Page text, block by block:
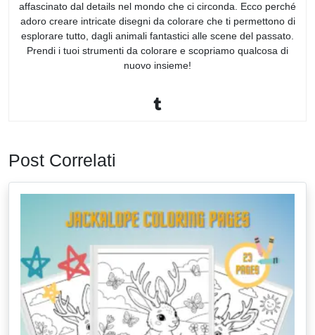
affascinato dal details nel mondo che ci circonda. Ecco perché
adoro creare intricate disegni da colorare che ti permettono di
esplorare tutto, dagli animali fantastici alle scene del passato.
Prendi i tuoi strumenti da colorare e scopriamo qualcosa di
nuovo insieme!
Post Correlati